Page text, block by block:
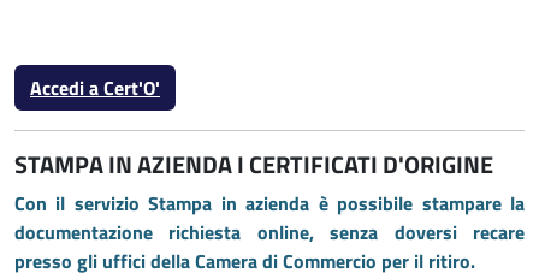
Accedi a Cert'O'
STAMPA IN AZIENDA I CERTIFICATI D'ORIGINE
Con il servizio Stampa in azienda è possibile stampare la
documentazione richiesta online, senza doversi recare
presso gli uffici della Camera di Commercio per il ritiro.